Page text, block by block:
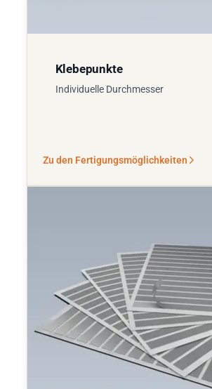
Klebepunkte
Individuelle Durchmesser
Zu den Fertigungsmöglichkeiten